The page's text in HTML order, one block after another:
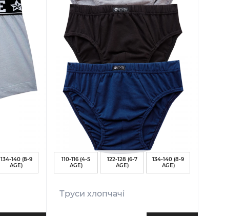
134-140 (8-9
AGE)
110-116 (4-5
AGE)
122-128 (6-7
AGE)
134-140 (8-9
AGE)
Труси хлопчачі